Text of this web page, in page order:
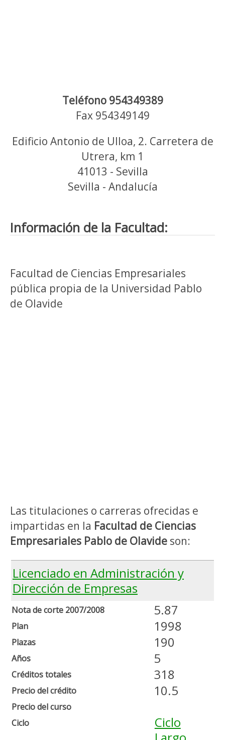
Teléfono 954349389
Fax 954349149
Edificio Antonio de Ulloa, 2. Carretera de
Utrera, km 1
41013 - Sevilla
Sevilla - Andalucía
Información de la Facultad:
Facultad de Ciencias Empresariales
pública propia de la Universidad Pablo
de Olavide
Las titulaciones o carreras ofrecidas e
impartidas en la Facultad de Ciencias
Empresariales Pablo de Olavide son:
Licenciado en Administración y
Dirección de Empresas
Nota de corte 2007/2008
Plan
Plazas
Años
Créditos totales
Precio del crédito
Precio del curso
Ciclo
5.87
1998
190
5
318
10.5
Ciclo